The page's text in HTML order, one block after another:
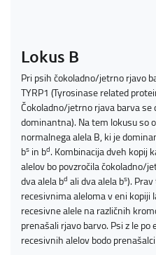
Lokus B
Pri psih čokoladno/jetrno rjavo
TYRP1 (Tyrosinase related
Čokoladno/jetrno rjava barva
dominantna). Na tem lokusu so
normalnega alela B, ki je
bs in bd. Kombinacija dveh kopij
alelov bo povzročila čokoladno/
dva alela bd ali dva alela bs).
recesivnima aleloma v eni kopiji
recesivne alele na različnih
prenašali rjavo barvo. Psi z le
recesivnih alelov bodo